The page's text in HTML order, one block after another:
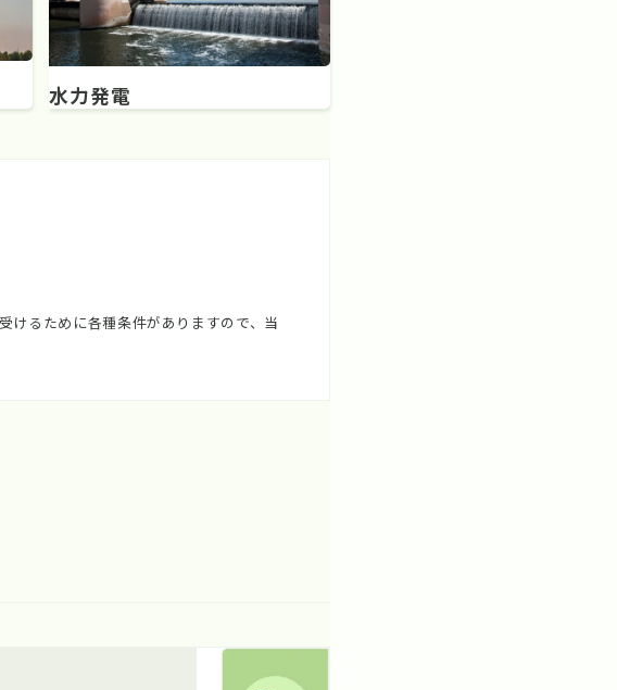
水力発電
けるために各種条件がありますので、当